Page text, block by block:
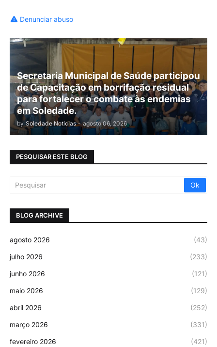
Denunciar abuso
Secretaria Municipal de Saúde participou
de Capacitação em borrifação residual
para fortalecer o combate às endemias
em Soledade.
by Soledade Noticias - agosto 06, 2026
PESQUISAR ESTE BLOG
BLOG ARCHIVE
agosto 2026 (43)
julho 2026 (233)
junho 2026 (121)
maio 2026 (129)
abril 2026 (252)
março 2026 (331)
fevereiro 2026 (421)